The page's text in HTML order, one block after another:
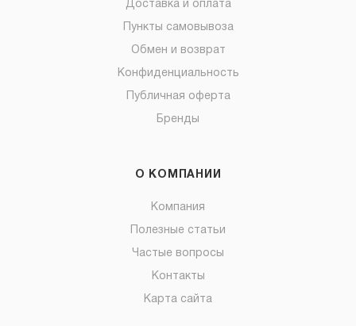
Доставка и оплата
Пункты самовывоза
Обмен и возврат
Конфиденциальность
Публичная оферта
Бренды
О КОМПАНИИ
Компания
Полезные статьи
Частые вопросы
Контакты
Карта сайта